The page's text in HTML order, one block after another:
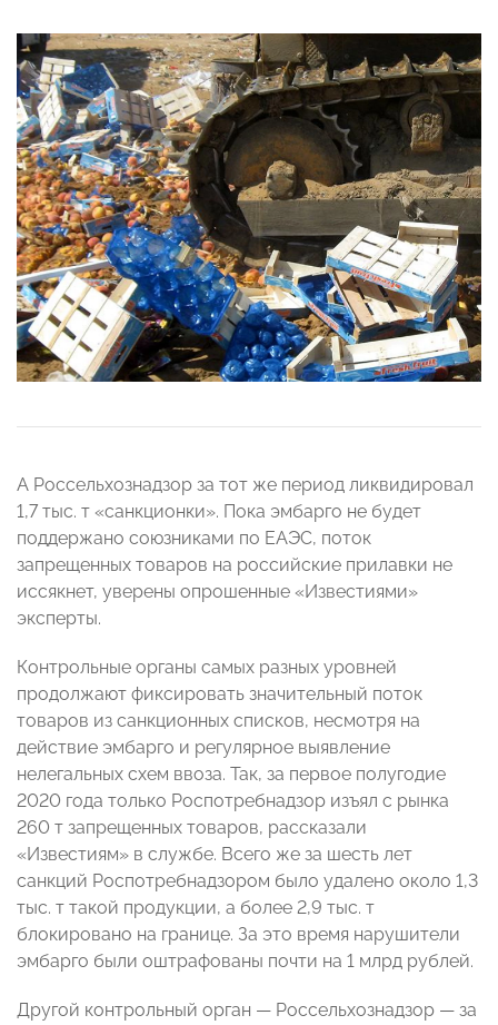
А Россельхознадзор за тот же период ликвидировал
1,7 тыс. т «санкционки». Пока эмбарго не будет
поддержано союзниками по ЕАЭС, поток
запрещенных товаров на российские прилавки не
иссякнет, уверены опрошенные «Известиями»
эксперты.
Контрольные органы самых разных уровней
продолжают фиксировать значительный поток
товаров из санкционных списков, несмотря на
действие эмбарго и регулярное выявление
нелегальных схем ввоза. Так, за первое полугодие
2020 года только Роспотребнадзор изъял с рынка
260 т запрещенных товаров, рассказали
«Известиям» в службе. Всего же за шесть лет
санкций Роспотребнадзором было удалено около 1,3
тыс. т такой продукции, а более 2,9 тыс. т
блокировано на границе. За это время нарушители
эмбарго были оштрафованы почти на 1 млрд рублей.
Другой контрольный орган — Россельхознадзор — за